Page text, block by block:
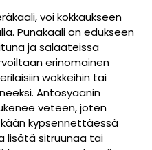
voi kokkaukseen
Punakaali on edukseen
ja salaateissa
erinomainen
wokkeihin tai
Antosyaanin
veteen, joten
kypsennettäessä
lisätä sitruunaa tai